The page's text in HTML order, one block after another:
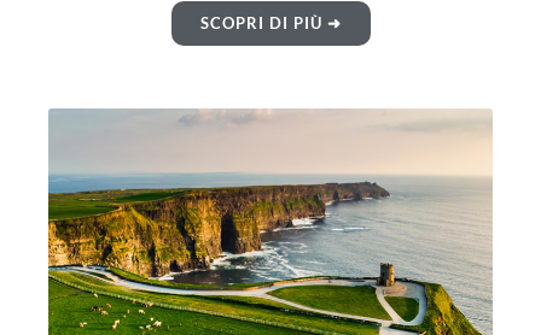
SCOPRI DI PIÙ ➜